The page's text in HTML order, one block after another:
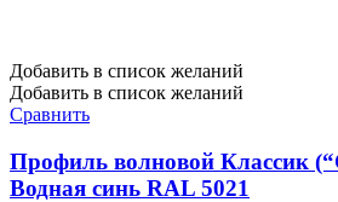
Добавить в список желаний
Добавить в список желаний
Сравнить
Профиль волновой Классик
Водная синь RAL 5021